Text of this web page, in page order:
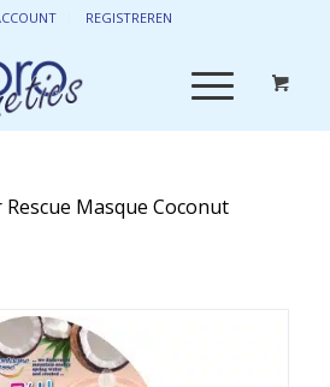
REGISTREREN
Masque Coconut